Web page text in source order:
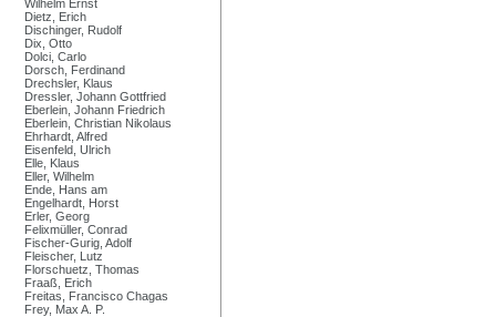
Wilhelm Ernst
Dietz, Erich
Dischinger, Rudolf
Dix, Otto
Dolci, Carlo
Dorsch, Ferdinand
Drechsler, Klaus
Dressler, Johann Gottfried
Eberlein, Johann Friedrich
Eberlein, Christian Nikolaus
Ehrhardt, Alfred
Eisenfeld, Ulrich
Elle, Klaus
Eller, Wilhelm
Ende, Hans am
Engelhardt, Horst
Erler, Georg
Felixmüller, Conrad
Fischer-Gurig, Adolf
Fleischer, Lutz
Florschuetz, Thomas
Fraaß, Erich
Freitas, Francisco Chagas
Frey, Max A. P.